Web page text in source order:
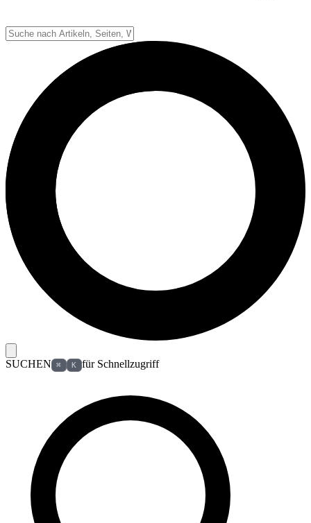
Punkte & Scoring
Strafen & Fouls
Schiedsrichter
Football Lexikon
SUCHEN ⌘ K für Schnellzugriff